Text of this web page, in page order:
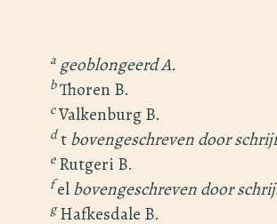
a geoblongeerd A.
b Thoren B.
c Valkenburg B.
d tbovengeschreven door
e Rutgeri B.
felbovengeschreven door
g Hafkesdale B.